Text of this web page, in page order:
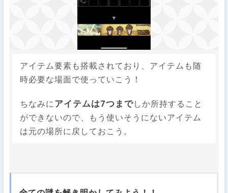
アイテム要素も搭載されており、アイテムも随
時必要な場面で使っていこう！
ちなみにアイテムは7つまでしか所持すること
ができないので、もう使いそうにないアイテム
は元の場所に戻しておこう。